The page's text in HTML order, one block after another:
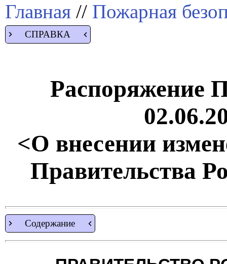
Главная // Пожарная
СПРАВКА
Распоряжение
<О внесении
Правительства
Содержание